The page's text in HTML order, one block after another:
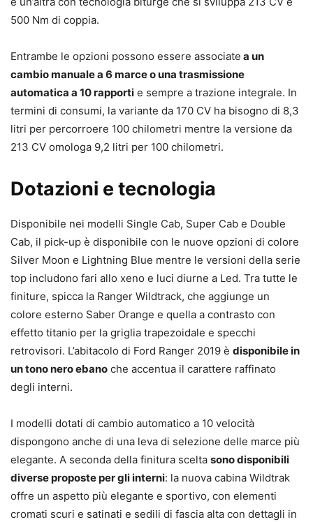
500 Nm di coppia.
Entrambe le opzioni possono essere associate a un
cambio manuale a 6 marce o una trasmissione
automatica a 10 rapporti e sempre a trazione integrale. In
termini di consumi, la variante da 170 CV ha bisogno di 8,3
litri per percorroere 100 chilometri mentre la versione da
213 CV omologa 9,2 litri per 100 chilometri.
Dotazioni e tecnologia
Disponibile nei modelli Single Cab, Super Cab e Double
Cab, il pick-up è disponibile con le nuove opzioni di colore
Silver Moon e Lightning Blue mentre le versioni della serie
top includono fari allo xeno e luci diurne a Led. Tra tutte le
finiture, spicca la Ranger Wildtrack, che aggiunge un
colore esterno Saber Orange e quella a contrasto con
effetto titanio per la griglia trapezoidale e specchi
retrovisori. L’abitacolo di Ford Ranger 2019 è disponibile in
un tono nero ebano che accentua il carattere raffinato
degli interni.
I modelli dotati di cambio automatico a 10 velocità
dispongono anche di una leva di selezione delle marce più
elegante. A seconda della finitura scelta sono disponibili
diverse proposte per gli interni: la nuova cabina Wildtrak
offre un aspetto più elegante e sportivo, con elementi
cromati scuri e satinati e sedili di fascia alta con dettagli in